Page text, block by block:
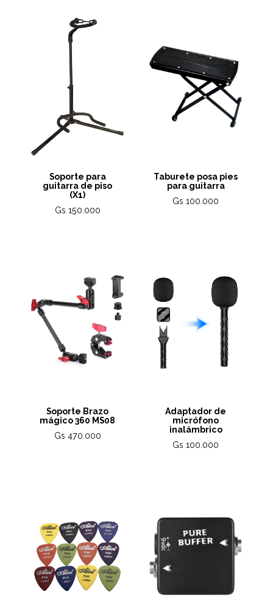
Soporte para
guitarra de piso
(X1)
Gs 150.000
Taburete posa pies
para guitarra
Gs 100.000
Soporte Brazo
mágico 360 MS08
Gs 470.000
Adaptador de
micrófono
inalámbrico
Gs 100.000